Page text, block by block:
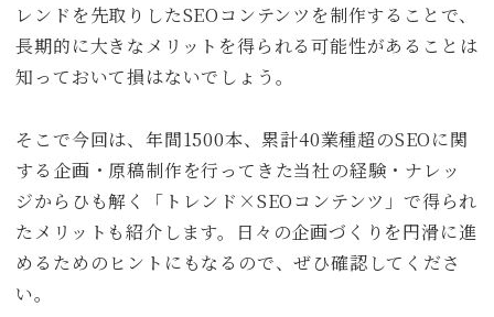
レンドを先取りしたSEOコンテンツを制作することで、
長期的に大きなメリットを得られる可能性があることは
知っておいて損はないでしょう。
そこで今回は、年間1500本、累計40業種超のSEOに関
する企画・原稿制作を行ってきた当社の経験・ナレッ
ジからひも解く「トレンド×SEOコンテンツ」で得られ
たメリットも紹介します。日々の企画づくりを円滑に進
めるためのヒントにもなるので、ぜひ確認してくださ
い。